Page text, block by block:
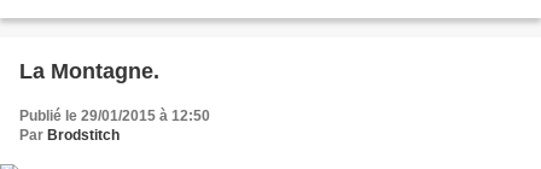
La Montagne.
Publié le 29/01/2015 à 12:50
Par Brodstitch